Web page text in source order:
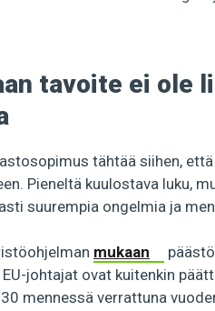
tavoite ei ole
tähtää siihen,
Pieneltä kuulostava luku,
suurempia ongelmia ja
mukaan
johtajat ovat kuitenkin
mennessä verrattuna